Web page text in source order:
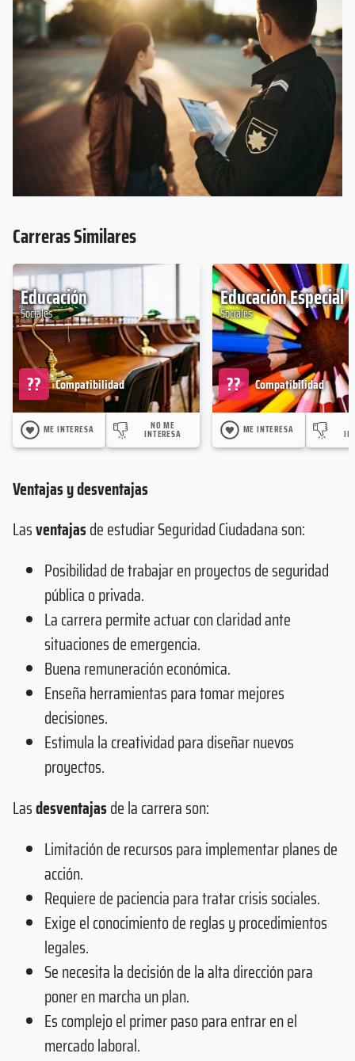
Carreras Similares
Educación
Sociales
Compatibilidad
??
ME INTERESA NO ME
INTERESA
Educación Especial
Sociales
Compatibilidad
??
ME INTERESA
Ventajas y desventajas
Lasventajasde estudiar Seguridad Ciudadana son:
Posibilidad de trabajar en proyectos de seguridad
pública o privada.
La carrera permite actuar con claridad ante
situaciones de emergencia.
Buena remuneración económica.
Enseña herramientas para tomar mejores
decisiones.
Estimula la creatividad para diseñar nuevos
proyectos.
Lasdesventajasde la carrera son:
Limitación de recursos para implementar planes de
acción.
Requiere de paciencia para tratar crisis sociales.
Exige el conocimiento de reglas y procedimientos
legales.
Se necesita la decisión de la alta dirección para
poner en marcha un plan.
Es complejo el primer paso para entrar en el
mercado laboral.